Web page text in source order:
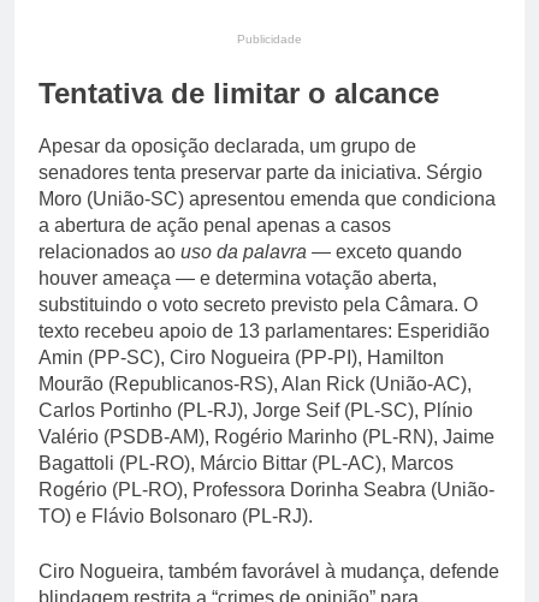
Publicidade
Tentativa de limitar o alcance
Apesar da oposição declarada, um grupo de
senadores tenta preservar parte da iniciativa. Sérgio
Moro (União-SC) apresentou emenda que condiciona
a abertura de ação penal apenas a casos
relacionados ao uso da palavra — exceto quando
houver ameaça — e determina votação aberta,
substituindo o voto secreto previsto pela Câmara. O
texto recebeu apoio de 13 parlamentares: Esperidião
Amin (PP-SC), Ciro Nogueira (PP-PI), Hamilton
Mourão (Republicanos-RS), Alan Rick (União-AC),
Carlos Portinho (PL-RJ), Jorge Seif (PL-SC), Plínio
Valério (PSDB-AM), Rogério Marinho (PL-RN), Jaime
Bagattoli (PL-RO), Márcio Bittar (PL-AC), Marcos
Rogério (PL-RO), Professora Dorinha Seabra (União-
TO) e Flávio Bolsonaro (PL-RJ).
Ciro Nogueira, também favorável à mudança, defende